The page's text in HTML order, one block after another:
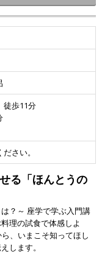
歩11分
さい。
る「ほんとうの
？～ 座学で学ぶ入門講
理の試食で体感しよ
、いまこそ知ってほし
します。